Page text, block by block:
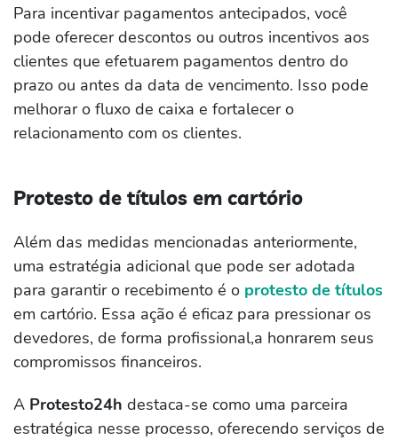
Para incentivar pagamentos antecipados, você
pode oferecer descontos ou outros incentivos aos
clientes que efetuarem pagamentos dentro do
prazo ou antes da data de vencimento. Isso pode
melhorar o fluxo de caixa e fortalecer o
relacionamento com os clientes.
Protesto de títulos em cartório
Além das medidas mencionadas anteriormente,
uma estratégia adicional que pode ser adotada
para garantir o recebimento é o protesto de títulos
em cartório. Essa ação é eficaz para pressionar os
devedores, de forma profissional,a honrarem seus
compromissos financeiros.
A Protesto24h destaca-se como uma parceira
estratégica nesse processo, oferecendo serviços de